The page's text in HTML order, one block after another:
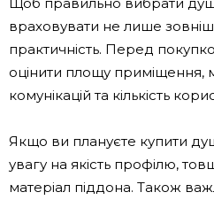
враховувати не лише
практичність. Перед
оцінити площу приміщення,
комунікацій та кількість
Якщо ви плануєте купити
увагу на якість профілю,
матеріал піддона. Також